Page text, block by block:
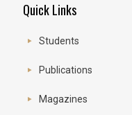
Quick Links
Students
Publications
Magazines